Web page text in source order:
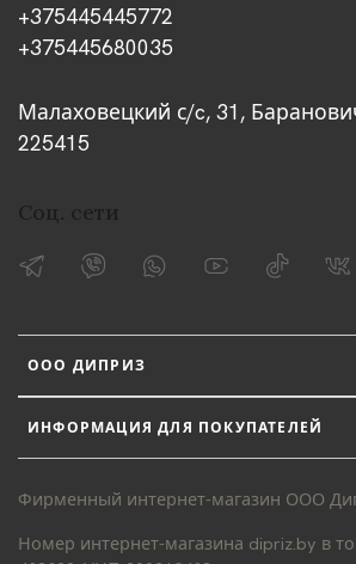
ООО ДИПРИЗ
ИНФОРМАЦИЯ ДЛЯ ПОКУПАТЕЛЕЙ
+375445445772
+375445680035
Малаховецкий с/c, 31,
225415
Соц. сети
Фирменный интернет-магазин ООО
Номер интернет-магазина dipriz.by в